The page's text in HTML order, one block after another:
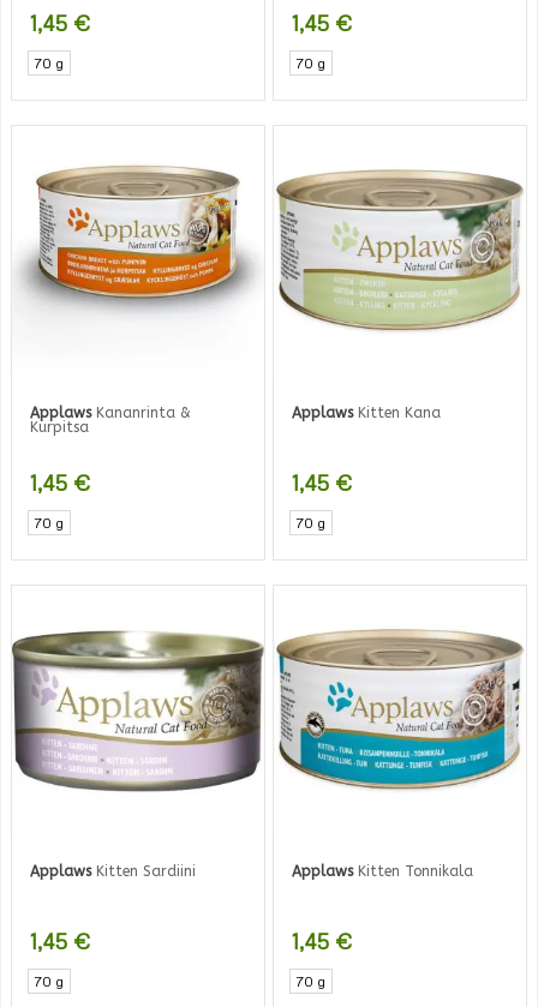
1,45 €
70 g
1,45 €
70 g
ApplawsKananrinta &
Kurpitsa
1,45 €
70 g
ApplawsKitten Kana
1,45 €
70 g
ApplawsKitten Sardiini
1,45 €
70 g
ApplawsKitten Tonnikala
1,45 €
70 g